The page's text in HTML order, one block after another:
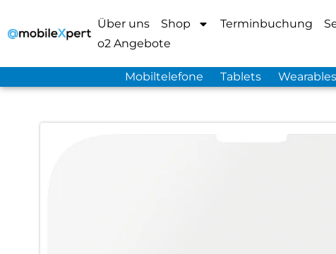
Über uns Shop Terminbuchung
o2 Angebote
Mobiltelefone Tablets Wearables